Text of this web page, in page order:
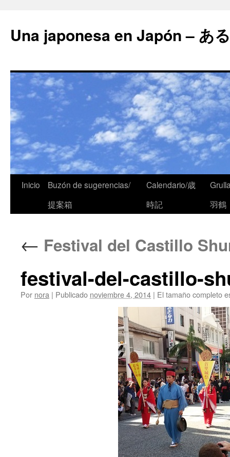
Una japonesa en Japón – あ
Inicio
Buzón de sugerencias/
提案箱
Calendario/歳
時記
羽鶴
← Festival del Castillo
festival-del-castillo-
Por nora | Publicado noviembre 4, 2014 | El tamaño completo